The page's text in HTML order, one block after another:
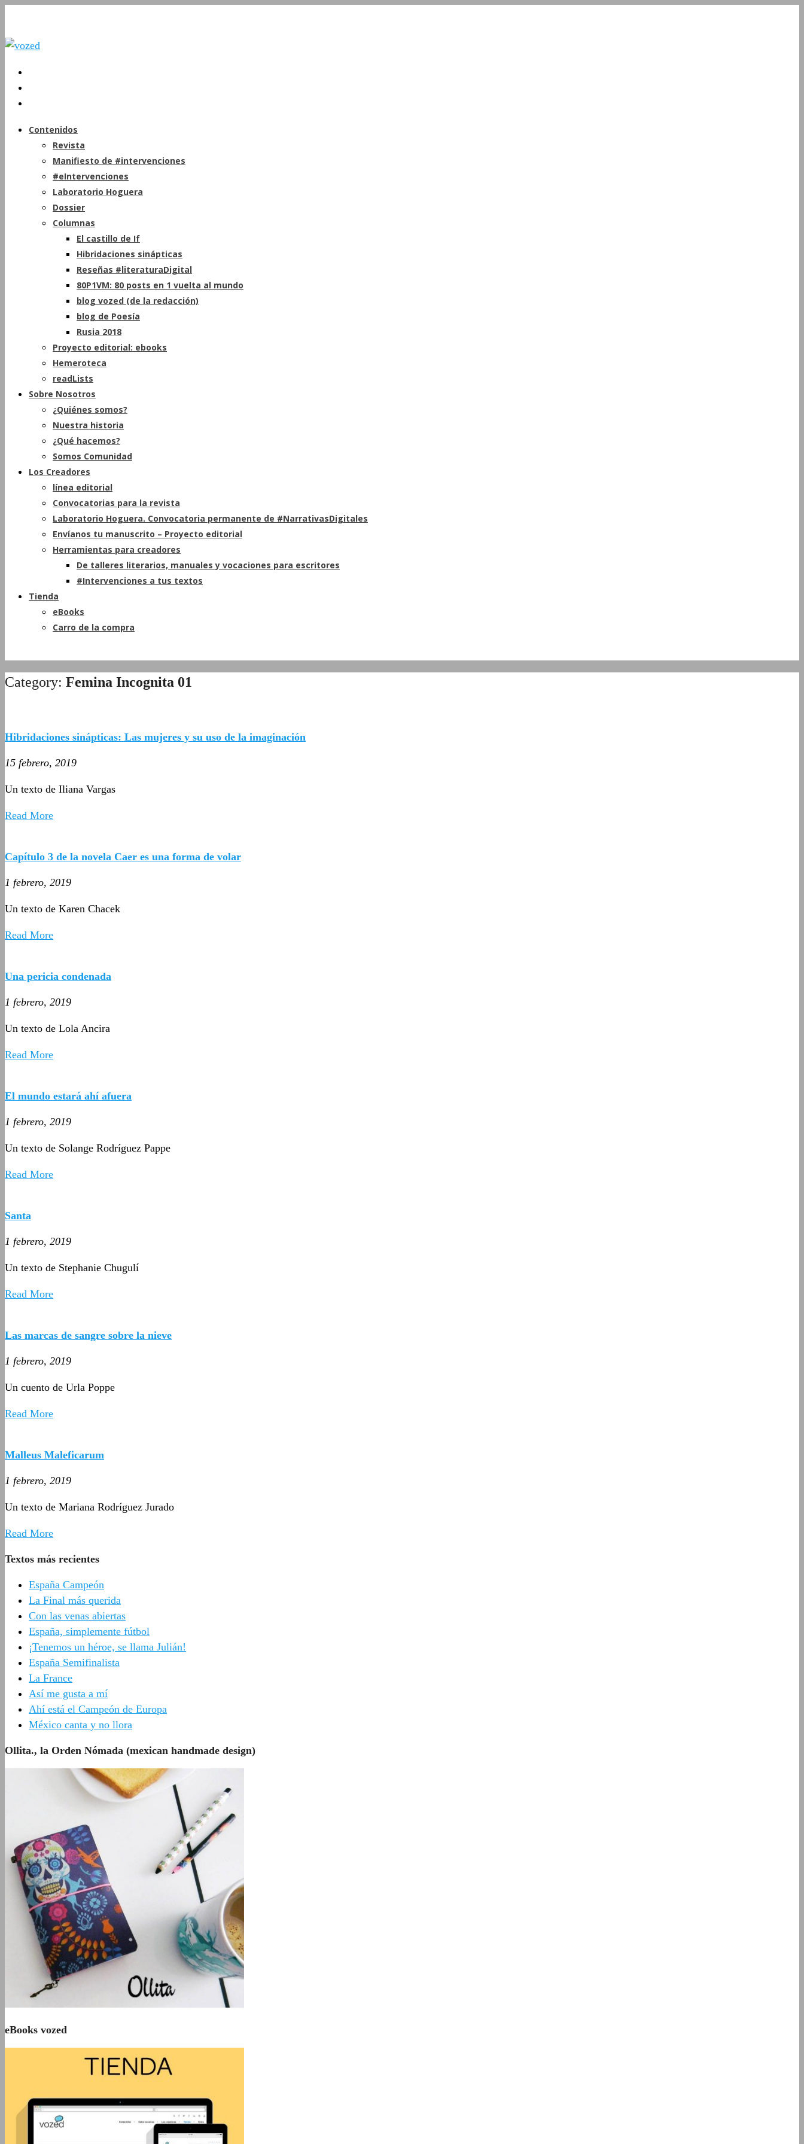
Contenidos
Revista
Manifiesto de #intervenciones
#eIntervenciones
Laboratorio Hoguera
Dossier
Columnas
El castillo de If
Hibridaciones sinápticas
Reseñas #literaturaDigital
80P1VM: 80 posts en 1 vuelta al mundo
blog vozed (de la redacción)
blog de Poesía
Rusia 2018
Proyecto editorial: ebooks
Hemeroteca
readLists
Sobre Nosotros
¿Quiénes somos?
Nuestra historia
¿Qué hacemos?
Somos Comunidad
Los Creadores
línea editorial
Convocatorias para la revista
Laboratorio Hoguera. Convocatoria permanente de #NarrativasDigitales
Envíanos tu manuscrito – Proyecto editorial
Herramientas para creadores
De talleres literarios, manuales y vocaciones para escritores
#Intervenciones a tus textos
Tienda
eBooks
Carro de la compra
Category: Femina Incognita 01
Hibridaciones sinápticas: Las mujeres y su uso de la imaginación
15 febrero, 2019
Un texto de Iliana Vargas
Read More
Capítulo 3 de la novela Caer es una forma de volar
1 febrero, 2019
Un texto de Karen Chacek
Read More
Una pericia condenada
1 febrero, 2019
Un texto de Lola Ancira
Read More
El mundo estará ahí afuera
1 febrero, 2019
Un texto de Solange Rodríguez Pappe
Read More
Santa
1 febrero, 2019
Un texto de Stephanie Chugulí
Read More
Las marcas de sangre sobre la nieve
1 febrero, 2019
Un cuento de Urla Poppe
Read More
Malleus Maleficarum
1 febrero, 2019
Un texto de Mariana Rodríguez Jurado
Read More
Textos más recientes
España Campeón
La Final más querida
Con las venas abiertas
España, simplemente fútbol
¡Tenemos un héroe, se llama Julián!
España Semifinalista
La France
Así me gusta a mí
Ahí está el Campeón de Europa
México canta y no llora
Ollita., la Orden Nómada (mexican handmade design)
eBooks vozed